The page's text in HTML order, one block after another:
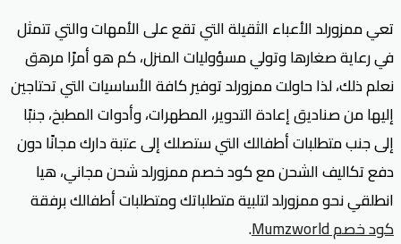
تعي ممزورلد الأعباء الثقيلة التي تقع على الأمهات والتي تتمثل
في رعاية صغارها وتولي مسؤوليات المنزل، كم هو أمرًا مرهق
نعلم ذلك، لذا حاولت ممزورلد توفير كافة الأساسيات التي تحتاجين
إليها من صناديق إعادة التدوير، المطهرات، وأدوات المطبخ، جنبًا
إلى جنب متطلبات أطفالك التي ستصلك إلى عتبة دارك مجانًا دون
دفع تكاليف الشحن مع كود خصم ممزورلد شحن مجاني، هيا
انطلقي نحو ممزورلد لتلبية متطلباتك ومتطلبات أطفالك برفقة
كود خصم Mumzworld
.